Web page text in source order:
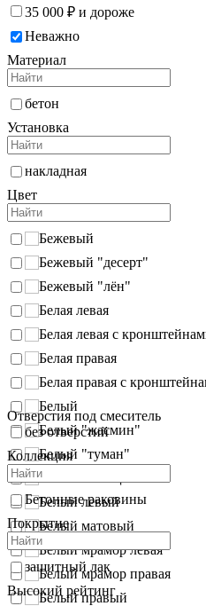
35 000 ₽ и дороже
Неважно
Материал
бетон
Установка
накладная
Цвет
Бежевый
Бежевый "десерт"
Бежевый "лён"
Белая левая
Белая левая с
Белая правая
Белая правая с
Белый
Белый "жасмин"
Белый "туман"
Белый глянец
Белый левый
Белый матовый
Белый мрамор левая
Белый мрамор правая
Белый правый
Отверстия под смеситель
без отверстий
Коллекция
Бетонные раковины
Покрытие
защитный лак
Высокий рейтинг